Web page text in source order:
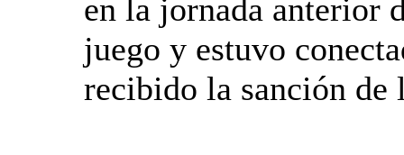
en la jornada anterior
juego y estuvo
recibido la sanción de